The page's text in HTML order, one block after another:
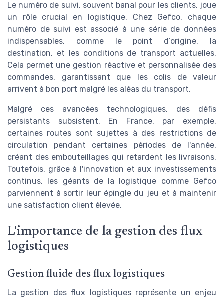
Le numéro de suivi, souvent banal pour les clients, joue
un rôle crucial en logistique. Chez Gefco, chaque
numéro de suivi est associé à une série de données
indispensables, comme le point d’origine, la
destination, et les conditions de transport actuelles.
Cela permet une gestion réactive et personnalisée des
commandes, garantissant que les colis de valeur
arrivent à bon port malgré les aléas du transport.
Malgré ces avancées technologiques, des défis
persistants subsistent. En France, par exemple,
certaines routes sont sujettes à des restrictions de
circulation pendant certaines périodes de l'année,
créant des embouteillages qui retardent les livraisons.
Toutefois, grâce à l'innovation et aux investissements
continus, les géants de la logistique comme Gefco
parviennent à sortir leur épingle du jeu et à maintenir
une satisfaction client élevée.
L'importance de la gestion des flux
logistiques
Gestion fluide des flux logistiques
La gestion des flux logistiques représente un enjeu